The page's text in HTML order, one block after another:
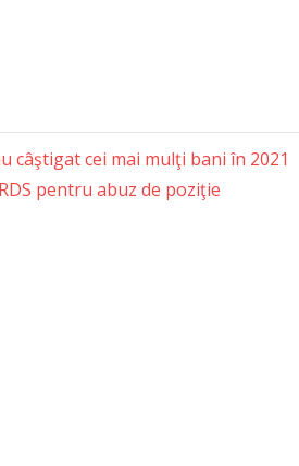
câştigat cei mai mulţi bani în 2021
pentru abuz de poziţie